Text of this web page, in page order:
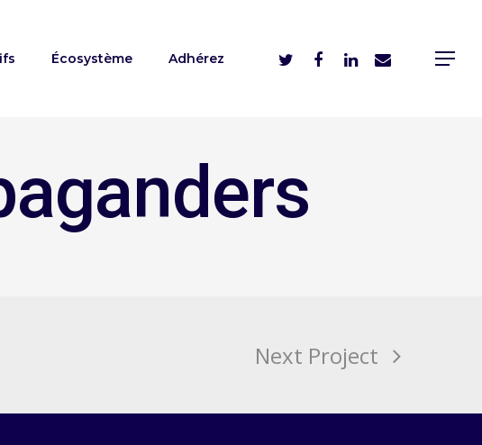
Écosystème Adhérez
Next Project